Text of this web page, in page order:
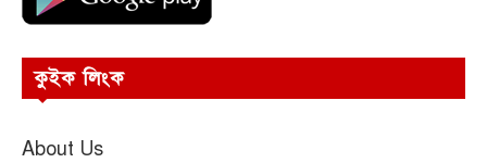
কুইক লিংক
About Us